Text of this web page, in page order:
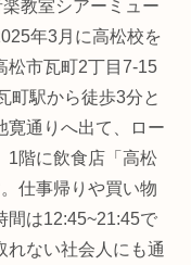
教室シアーミュー
年3月に高松校を
松市瓦町2丁目7-15
町駅から徒歩3分と
寛通りへ出て、ロー
1階に飲食店「高松
仕事帰りや買い物
間は12:45~21:45で
れない社会人にも通